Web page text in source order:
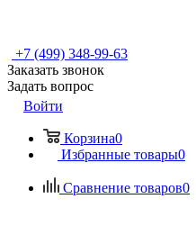
+7 (499) 348-99-63
Заказать звонок
Задать вопрос
Войти
Корзина0
Избранные товары0
Сравнение товаров0